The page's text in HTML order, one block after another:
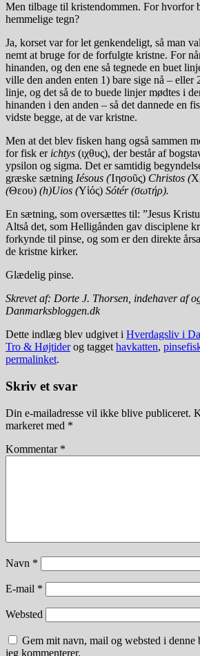
Men tilbage til kristendommen. For hvorfor
hemmelige tegn?
Ja, korset var for let genkendeligt, så man
nemt at bruge for de forfulgte kristne. For
hinanden, og den ene så tegnede en buet
ville den anden enten 1) bare sige nå – eller
linje, og det så de to buede linjer mødtes i
hinanden i den anden – så det dannede en
vidste begge, at de var kristne.
Men at det blev fisken hang også sammen
for fisk er ichtys (ιχθυς), der består af
ypsilon og sigma. Det er samtidig
græske sætning Iésous (Ἰησοῦς) Christos (
(Θεου) (h)Uios (Υἱός) Sótér (σωτήρ).
En sætning, som oversættes til: ”Jesus
Altså det, som Helligånden gav disciplene
forkynde til pinse, og som er den direkte
de kristne kirker.
Glædelig pinse.
Skrevet af: Dorte J. Thorsen, indehaver af
Danmarksbloggen.dk
Dette indlæg blev udgivet i Hverdagsliv i
Tro & Højtiderog taggethavkatten,
permalinket.
Skriv et svar
Din e-mailadresse vil ikke blive publiceret.
markeret med *
Kommentar *
Navn *
E-mail *
Websted
Gem mit navn, mail og websted i
jeg kommenterer.